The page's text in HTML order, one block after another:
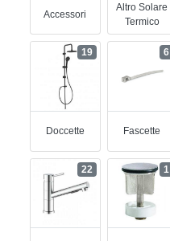
Accessori
Altro Solare
Termico
Doccette
19
Fascette
6
22 1